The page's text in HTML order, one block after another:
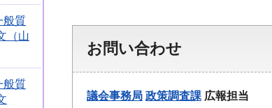
般質
（山
般質
お問い合わせ
議会事務局 政策調査課 広報担当